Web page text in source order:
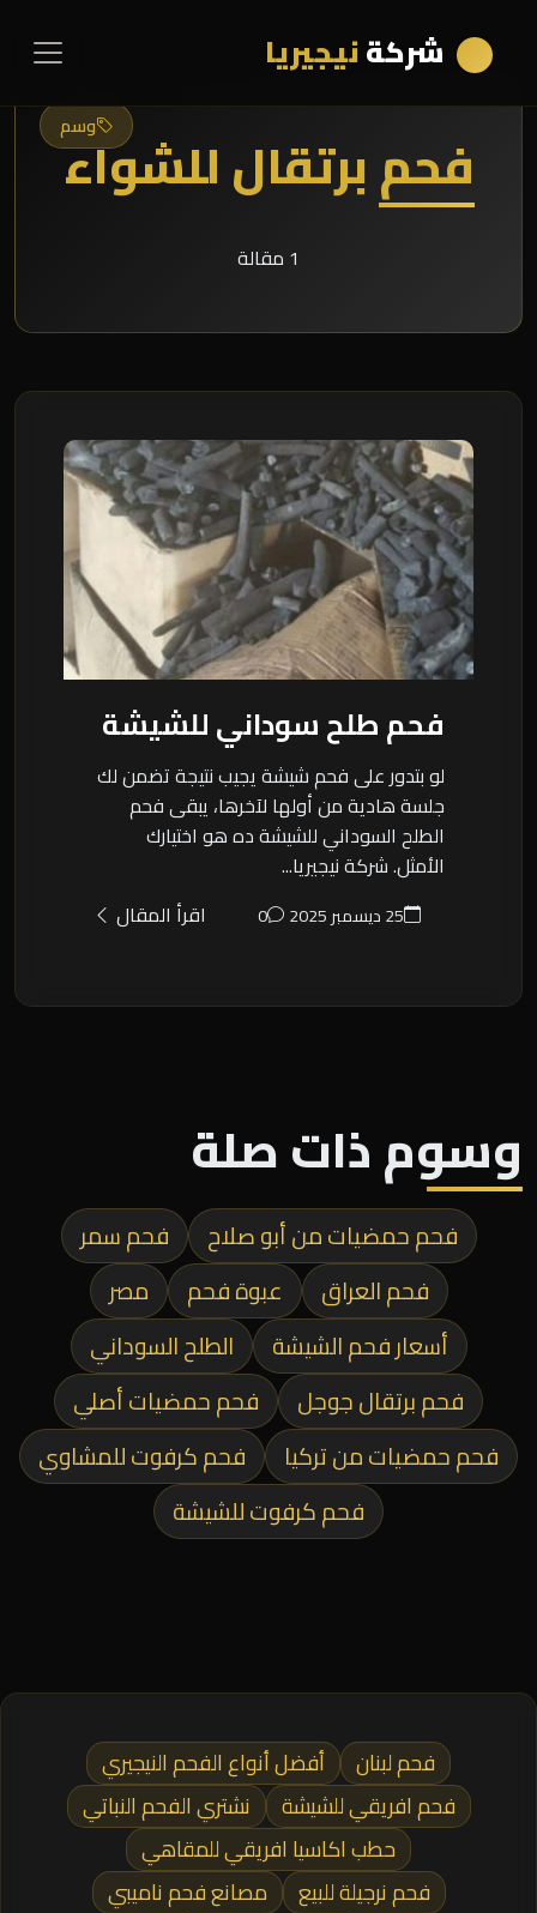
شركةنيجيريا
وسم
فحم برتقال للشواء
1 مقالة
فحم طلح سوداني للشيشة
لو بتدور على فحم شيشة يجيب نتيجة تضمن لك
جلسة هادية من أولها لآخرها، يبقى فحم
الطلح السوداني للشيشة ده هو اختيارك
الأمثل. شركة نيجيريا...
25 ديسمبر 2025 0 اقرأ المقال
وسوم ذات صلة
فحم حمضيات من أبو صلاح
فحم سمر
فحم العراق
عبوة فحم
مصر
أسعار فحم الشيشة
الطلح السوداني
فحم برتقال جوجل
فحم حمضيات أصلي
فحم حمضيات من تركيا
فحم كرفوت للمشاوي
فحم كرفوت للشيشة
فحم لبنان
أفضل أنواع الفحم النيجيري
فحم افريقي للشيشة
نشتري الفحم النباتي
حطب اكاسيا افريقي للمقاهي
فحم نرجيلة للبيع
مصانع فحم ناميبي